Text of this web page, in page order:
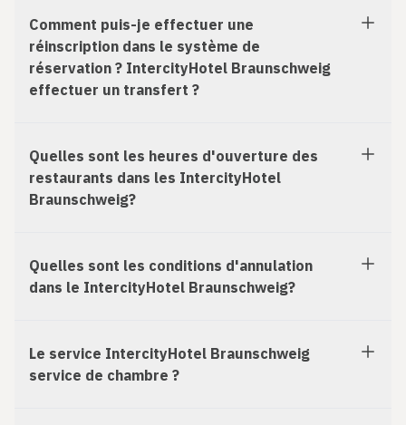
Comment puis-je effectuer une
réinscription dans le système de
réservation ? IntercityHotel Braunschweig
effectuer un transfert ?
Quelles sont les heures d'ouverture des
restaurants dans les IntercityHotel
Braunschweig?
Quelles sont les conditions d'annulation
dans le IntercityHotel Braunschweig?
Le service IntercityHotel Braunschweig
service de chambre ?